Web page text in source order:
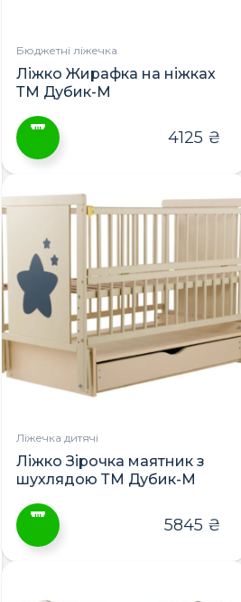
Бюджетні ліжечка
Ліжко Жирафка на ніжках
ТМ Дубик-М
товар
має
кілька
варіантів.
Параметри
можна
вибрати
на
товару
4125 ₴
Ліжечка дитячі
Ліжко Зірочка маятник з
шухлядою ТМ Дубик-М
5845 ₴